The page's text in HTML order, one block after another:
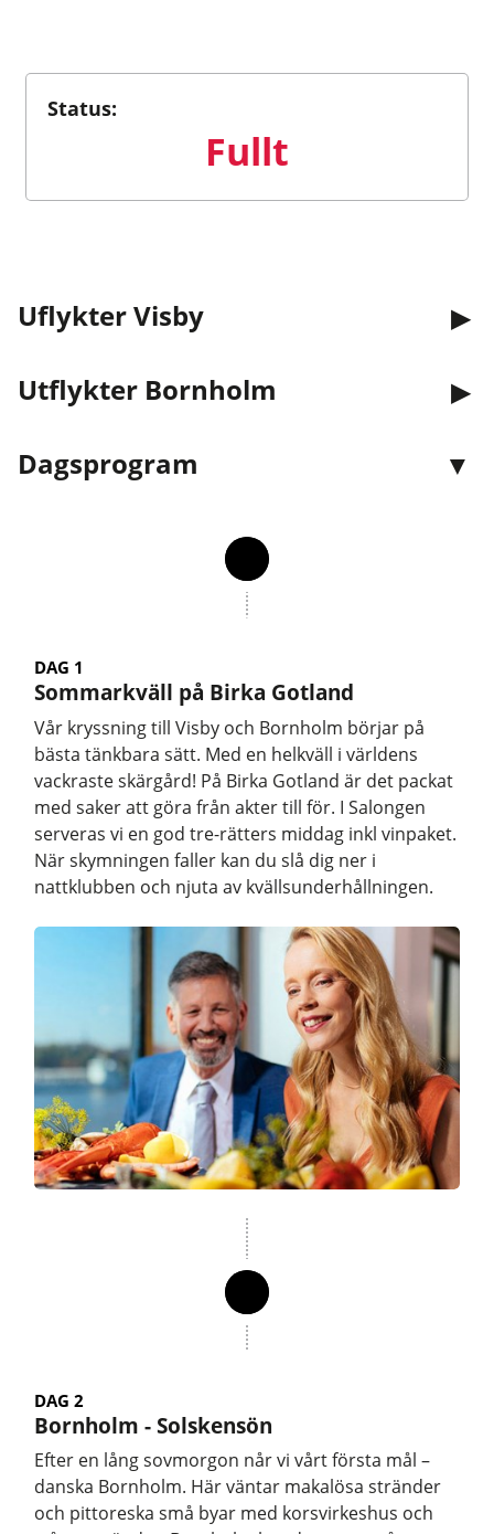
Status:
Fullt
Uflykter Visby
Utflykter Bornholm
Dagsprogram
DAG 1
Sommarkväll på Birka Gotland
Vår kryssning till Visby och Bornholm börjar på
bästa tänkbara sätt. Med en helkväll i världens
vackraste skärgård! På Birka Gotland är det packat
med saker att göra från akter till för. I Salongen
serveras vi en god tre-rätters middag inkl vinpaket.
När skymningen faller kan du slå dig ner i
nattklubben och njuta av kvällsunderhållningen.
DAG 2
Bornholm - Solskensön
Efter en lång sovmorgon når vi vårt första mål –
danska Bornholm. Här väntar makalösa stränder
och pittoreska små byar med korsvirkeshus och